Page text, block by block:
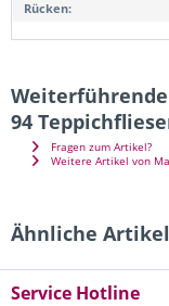
Rücken:
94
Fragen zum Artikel?
Weitere Artikel von
Ähnliche Artikel
Service Hotline